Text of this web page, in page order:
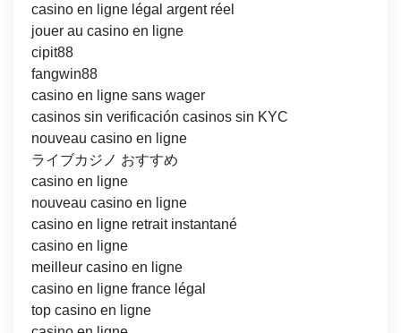
casino en ligne légal argent réel
jouer au casino en ligne
cipit88
fangwin88
casino en ligne sans wager
casinos sin verificación casinos sin KYC
nouveau casino en ligne
ライブカジノ おすすめ
casino en ligne
nouveau casino en ligne
casino en ligne retrait instantané
casino en ligne
meilleur casino en ligne
casino en ligne france légal
top casino en ligne